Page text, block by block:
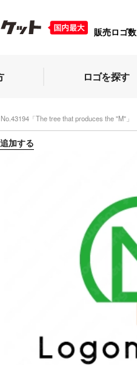
販売ロゴ数
ロゴを探す
No.43194「The tree that produces the "M"」
加する